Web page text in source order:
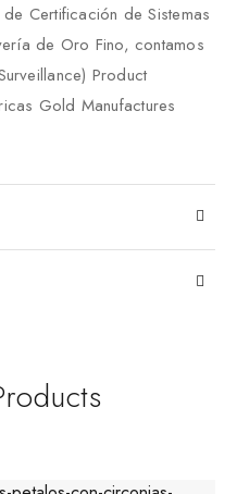
Certificación de Sistemas
de Oro Fino, contamos
Product
Gold Manufactures